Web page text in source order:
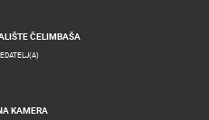
ČELIMBAŠA
KAMERA